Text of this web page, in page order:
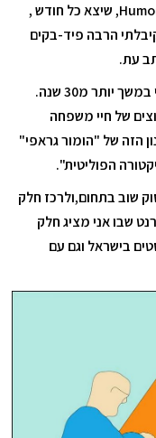
, שיצא כל חודש ,
אלפי עותקים, בשנים 1978 - 1999. קיבלתי הרבה פיד-בקים
עת.
ב-1979 עליתי לארץ ולא פירסמתי את ציוריי במשך יותר מ30 שנה.
של חיי משפחה
הזה של "הומור גראפי"
הפוליטית".
שוב בתחום,ולרכז חלק
שבו אני מציג חלק
בישראל וגם עם